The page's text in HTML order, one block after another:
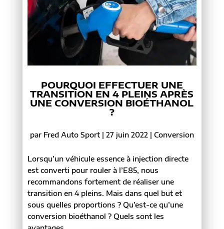
POURQUOI EFFECTUER UNE
TRANSITION EN 4 PLEINS APRÈS
UNE CONVERSION BIOÉTHANOL
?
par Fred Auto Sport| 27 juin 2022| Conversion
Lorsqu’un véhicule essence à injection directe
est converti pour rouler à l’E85, nous
recommandons fortement de réaliser une
transition en 4 pleins. Mais dans quel but et
sous quelles proportions ? Qu’est-ce qu’une
conversion bioéthanol ? Quels sont les